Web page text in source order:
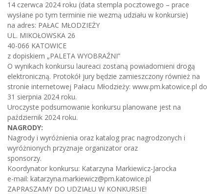
14 czerwca 2024 roku (data stempla pocztowego – prace
wysłane po tym terminie nie wezmą udziału w konkursie)
na adres: PAŁAC MŁODZIEŻY
UL. MIKOŁOWSKA 26
40-066 KATOWICE
z dopiskiem „PALETA WYOBRAŹNI”
O wynikach konkursu laureaci zostaną powiadomieni drogą
elektroniczną. Protokół jury będzie zamieszczony również na
stronie internetowej Pałacu Młodzieży: www.pm.katowice.pl do
31 sierpnia 2024 roku.
Uroczyste podsumowanie konkursu planowane jest na
październik 2024 roku.
NAGRODY:
Nagrody i wyróżnienia oraz katalog prac nagrodzonych i
wyróżnionych przyznaje organizator oraz
sponsorzy.
Koordynator konkursu: Katarzyna Markiewicz-Jarocka
e-mail: katarzyna.markiewicz@pm.katowice.pl
ZAPRASZAMY DO UDZIAŁU W KONKURSIE!